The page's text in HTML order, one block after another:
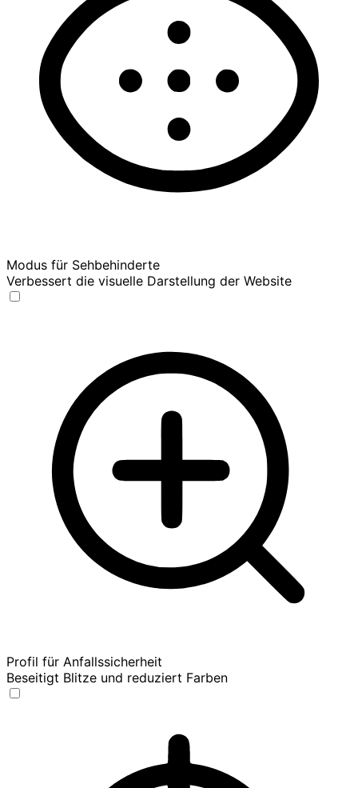
Modus für Sehbehinderte
Verbessert die visuelle Darstellung der Website
Profil für Anfallssicherheit
Beseitigt Blitze und reduziert Farben